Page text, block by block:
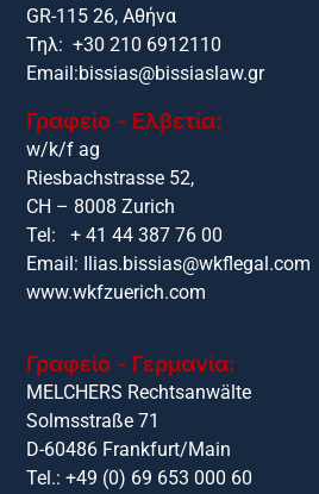
GR-115 26, Αθήνα
Τηλ: +30 210 6912110
Email:bissias@bissiaslaw.gr
Γραφείο - Ελβετία:
w/k/f ag
Riesbachstrasse 52,
CH – 8008 Zurich
Tel: + 41 44 387 76 00
Email: Ilias.bissias@wkflegal.com
www.wkfzuerich.com
Γραφείο - Γερμανία:
MELCHERS Rechtsanwälte
Solmsstraße 71
D-60486 Frankfurt/Main
Tel.: +49 (0) 69 653 000 60